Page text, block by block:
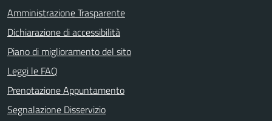
Amministrazione Trasparente
Dichiarazione di accessibilità
Piano di miglioramento del sito
Leggi le FAQ
Prenotazione Appuntamento
Segnalazione Disservizio